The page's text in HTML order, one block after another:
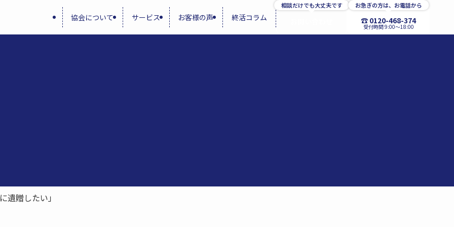
協会について サービス お客様の声 終活コラム
相談だけでも大丈夫です お急ぎの方は、お電話から
☎ 0120-468-374
受付時間 9:00〜18:00
遺贈したい」